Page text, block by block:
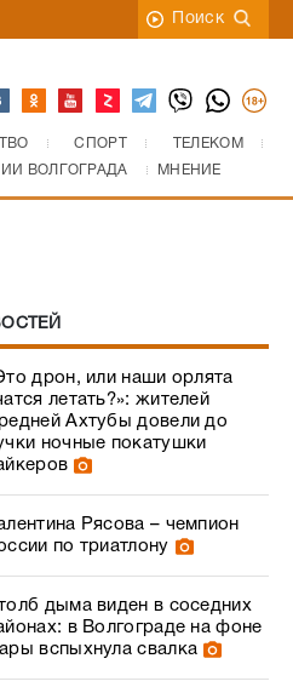
Поиск
СПОРТ
ТЕЛЕКОМ
ВОЛГОГРАДА МНЕНИЕ
дрон, или наши орлята
летать?»: жителей
Ахтубы довели до
ночные покатушки
Рясова – чемпион
по триатлону
дыма виден в соседних
в Волгограде на фоне
вспыхнула свалка